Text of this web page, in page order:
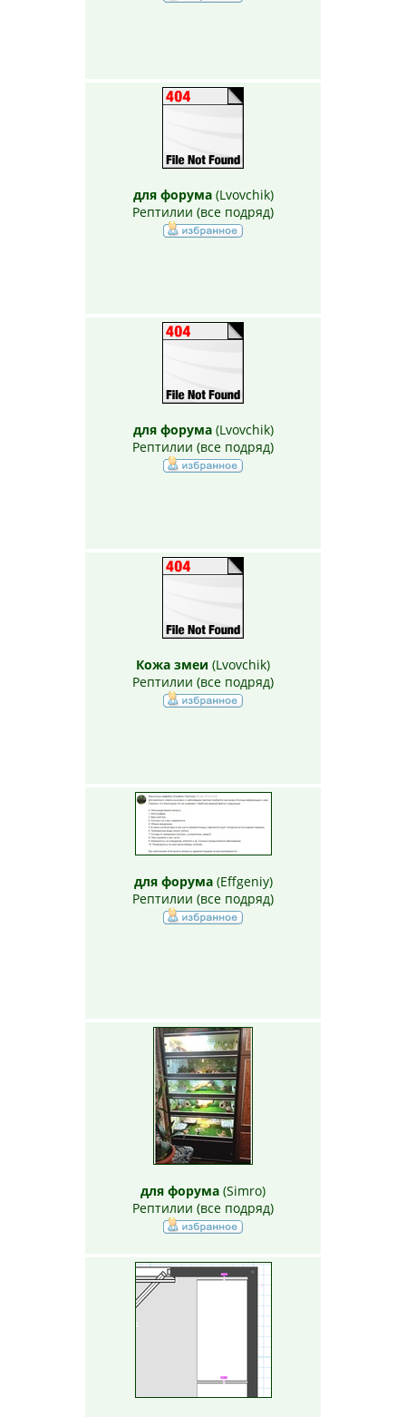
для форума(Lvovchik)
Рептилии (все подряд)
для форума(Lvovchik)
Рептилии (все подряд)
Кожа змеи (Lvovchik)
Рептилии (все подряд)
для форума(Effgeniy)
Рептилии (все подряд)
для форума (Simro)
Рептилии (все подряд)